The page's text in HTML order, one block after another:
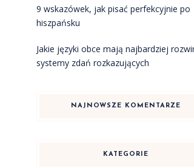
9 wskazówek, jak pisać perfekcyjnie po
hiszpańsku
Jakie języki obce mają najbardziej
systemy zdań rozkazujących
NAJNOWSZE KOMENTARZE
KATEGORIE